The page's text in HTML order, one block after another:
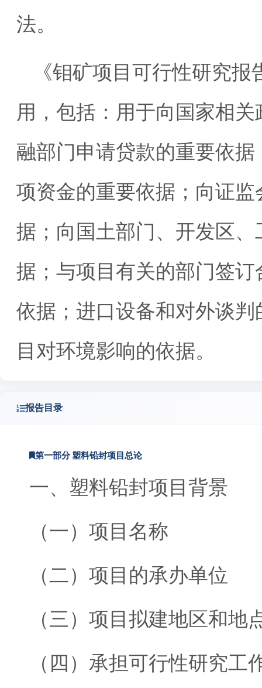
法。
《钼矿项目可行性研究
用，包括：用于向国家相
融部门申请贷款的重要依
项资金的重要依据；向证
据；向国土部门、开发区
据；与项目有关的部门签
依据；进口设备和对外谈
目对环境影响的依据。
报告目录
第一部分 塑料铅封项目总论
一、塑料铅封项目背景
（一）项目名称
（二）项目的承办单位
（三）项目拟建地区和地
（四）承担可行性研究工